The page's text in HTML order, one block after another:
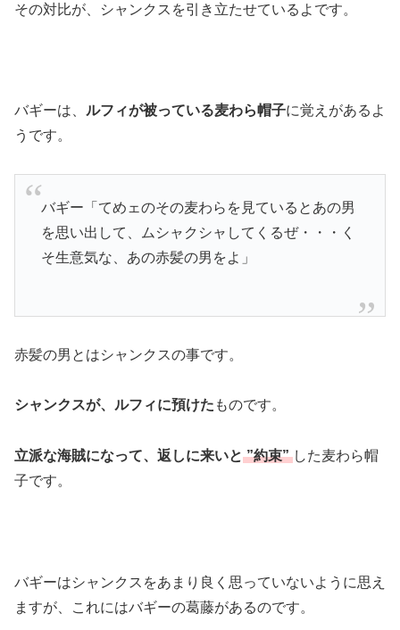
その対比が、シャンクスを引き立たせているよです。
バギーは、 ルフィが被っている麦わら帽子に覚えがあるよ
うです。
バギー「てめェのその麦わらを見ているとあの男
を思い出して、ムシャクシャしてくるぜ・・・く
そ生意気な、あの赤髪の男をよ」
赤髪の男とはシャンクスの事です。
シャンクスが、ルフィに預けた ものです。
立派な海賊になって、返しに来いと”約束”した麦わら帽
子です。
バギーはシャンクスをあまり良く思っていないように思え
ますが、これにはバギーの葛藤があるのです。